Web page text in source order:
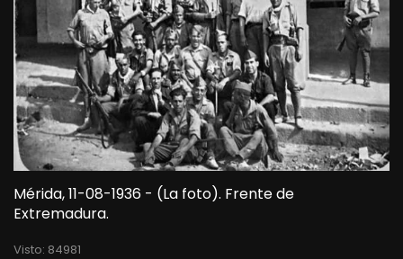
Mérida, 11-08-1936 - (La foto). Frente de
Extremadura.
Visto: 84981